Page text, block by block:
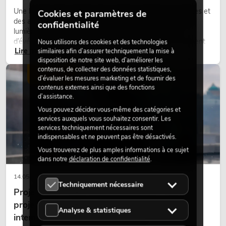
Une lumière très chaude, des surfaces lumineuses visibles et
des accents colorés caractérisent de nombreux designs
lumière actuels sur les scènes, dans les clubs et lors
d’événements. La lumière rétro n’est pas un effet purement
nostalgique, mais un outil de conception utilisé de manière
ciblée : elle crée une atmosphère, donne du caractère aux
scènes et peut rendre les configurations LED techniques plus
émotionnelles.
Lire maintenant
14.05.2026
Projecteurs à tête mobile d'extérieur : des
projecteurs à tête mobile résistants aux
intempéries pour les événements
ÉCLAIRAGE
Cookies et paramètres de
confidentialité
Nous utilisons des cookies et des technologies
similaires afin d’assurer techniquement la mise à
disposition de notre site web, d’améliorer les
contenus, de collecter des données statistiques,
d’évaluer les mesures marketing et de fournir des
contenus externes ainsi que des fonctions
d’assistance.
Vous pouvez décider vous-même des catégories et
services auxquels vous souhaitez consentir. Les
services techniquement nécessaires sont
indispensables et ne peuvent pas être désactivés.
Vous trouverez de plus amples informations à ce sujet
dans notre déclaration de confidentialité.
Techniquement nécessaire
Analyse & statistiques